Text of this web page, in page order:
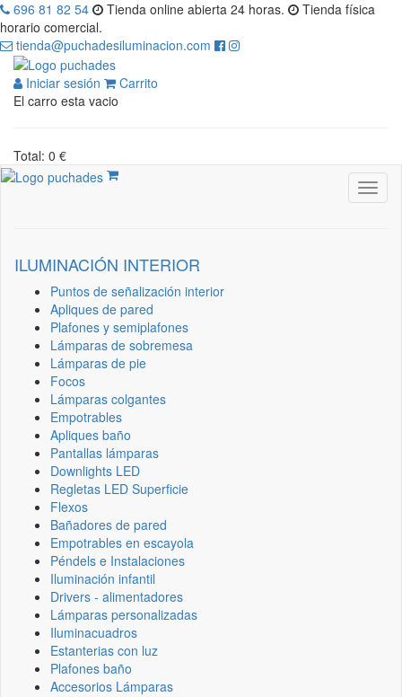
696 81 82 54 Tienda online abierta 24 horas.
Tienda física
horario comercial.
tienda@puchadesiluminacion.com
Iniciar sesión
Carrito
El carro esta vacio
Total: 0 €
ILUMINACIÓN INTERIOR
Puntos de señalización interior
Apliques de pared
Plafones y semiplafones
Lámparas de sobremesa
Lámparas de pie
Focos
Lámparas colgantes
Empotrables
Apliques baño
Pantallas lámparas
Downlights LED
Regletas LED Superficie
Flexos
Bañadores de pared
Empotrables en escayola
Péndels e Instalaciones
Iluminación infantil
Drivers - alimentadores
Lámparas personalizadas
Iluminacuadros
Estanterias con luz
Plafones baño
Accesorios Lámparas